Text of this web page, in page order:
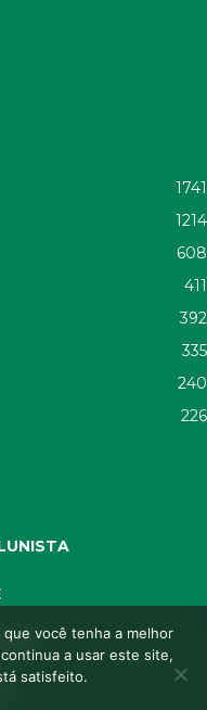
1741
1214
608
411
392
335
240
226
você tenha a melhor
a usar este site,
satisfeito.